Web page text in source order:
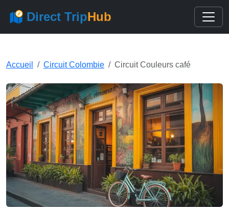
Direct TripHub
Accueil Circuit Colombie Circuit Couleurs café